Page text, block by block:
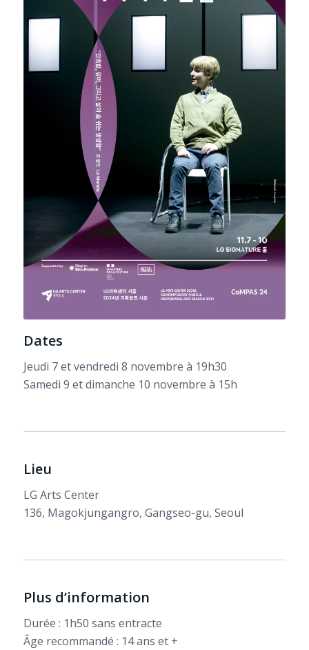
Dates
Jeudi 7 et vendredi 8 novembre à 19h30
Samedi 9 et dimanche 10 novembre à 15h
Lieu
LG Arts Center
136, Magokjungangro, Gangseo-gu, Seoul
Plus d’information
Durée : 1h50 sans entracte
Âge recommandé : 14 ans et +